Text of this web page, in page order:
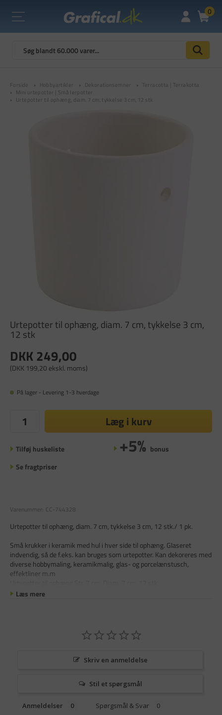
0
Forside Hobbyartikler Dekorationsemner
Terracotta | Terrakotta
Mini urtepotter | Små lerpotter
Urtepotter til ophæng, diam. 7 cm, tykkelse 3 cm, 12 stk
Urtepotter til ophæng, diam. 7 cm, tykkelse 3 cm,
12 stk
DKK 249,00
(DKK 199,20 ekskl. moms)
På lager - Levering 1-3 hverdage
Læg i kurv
Tilføj huskeliste +5% bonus
Se fragtpriser
Varenummer: CC-744328
Urtepotter til ophæng, diam. 7 cm, tykkelse 3 cm, 12 stk./ 1 pk.
Små krukker i keramik med hul i hver side til ophæng. Glaseret
indvendig, så de f.eks. kan bruges som urtepotter. Kan dekoreres med
diverse hobbymaling, keramikmalig, glas- og porcelænstusch,
effektliner m.m
Læs mere
Skriv en anmeldelse
Stil et spørgsmål
Anmeldelser Spørgsmål & Svar